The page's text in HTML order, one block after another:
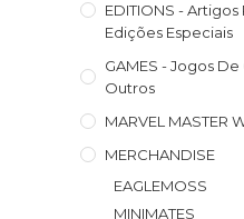
EDITIONS -
Edições Especiais
GAMES - Jogos
Outros
MARVEL MASTER
MERCHANDISE
EAGLEMOSS
MINIMATES